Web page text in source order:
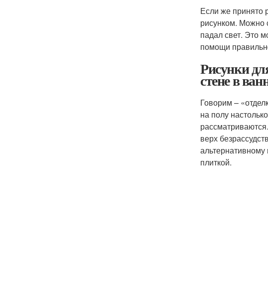
Если же принято
рисунком. Можно
падал свет. Это
помощи
Рисунки
стене в
Говорим –
на полу
верх
плиткой.